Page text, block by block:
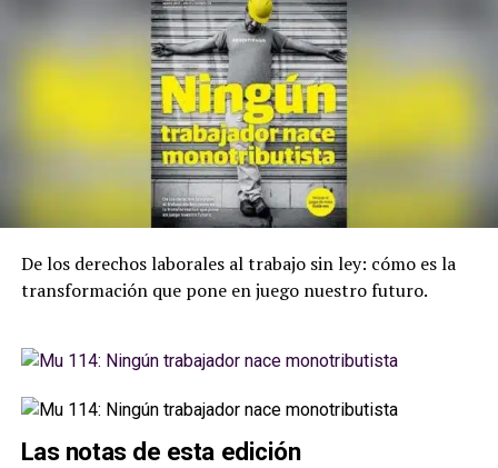
De los derechos laborales al trabajo sin ley: cómo es la
transformación que pone en juego nuestro futuro.
Las notas de esta edición